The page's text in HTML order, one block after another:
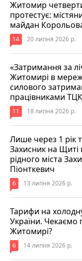
Житомир
протестує:
майдан
14 20 липня 2026 р.
«Затримання за
Житомирі в
силового
працівниками
11 18 липня 2026 р.
Лише через 1 рік
Захисник на Щиті
рідного міста
Піонткевич
6 13 липня 2026 р.
Тарифи на
України. Чекаємо
Житомирі?
6 14 липня 2026 р.